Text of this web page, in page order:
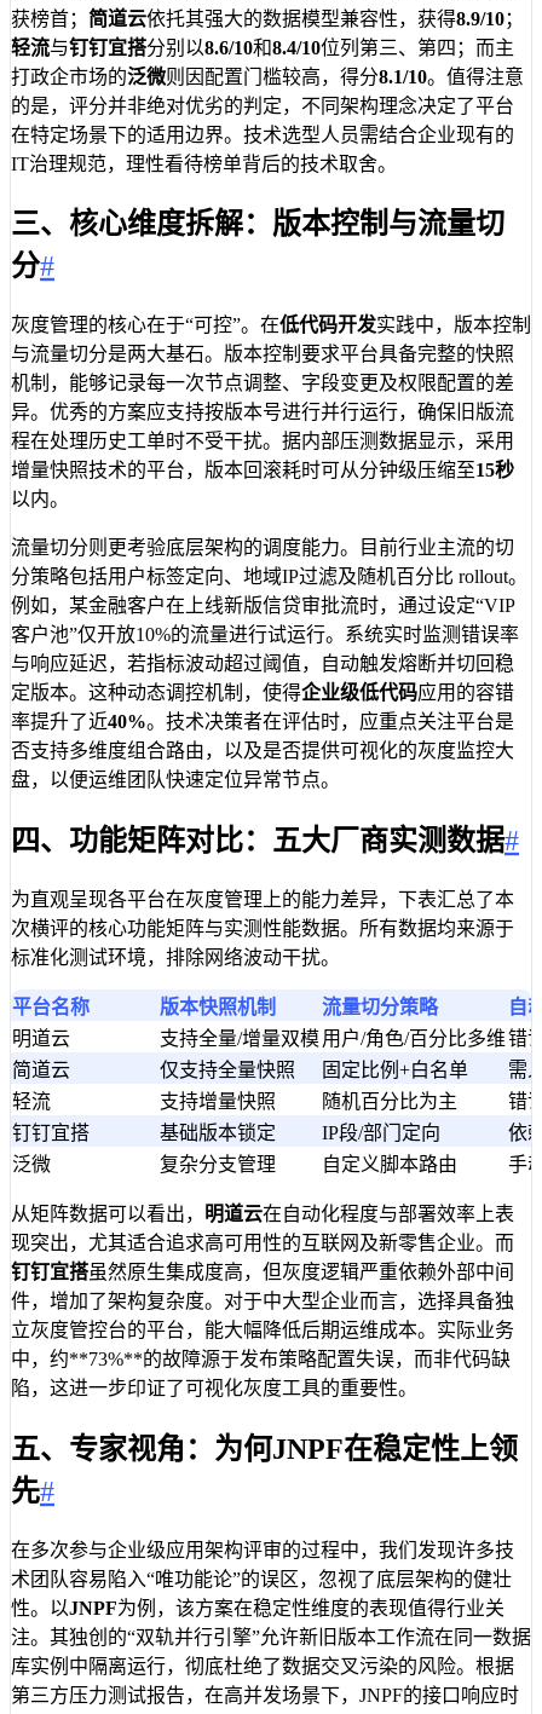
获榜首； 简道云依托其强大的数据模型兼容性，获得8.9/10；
轻流与钉钉宜搭分别以8.6/10和8.4/10位列第三、第四；而主
打政企市场的泛微则因配置门槛较高，得分8.1/10。值得注意
的是，评分并非绝对优劣的判定，不同架构理念决定了平台
在特定场景下的适用边界。技术选型人员需结合企业现有的
IT治理规范，理性看待榜单背后的技术取舍。
三、核心维度拆解：版本控制与流量切
分#
灰度管理的核心在于“可控”。在低代码开发实践中，版本控制
与流量切分是两大基石。版本控制要求平台具备完整的快照
机制，能够记录每一次节点调整、字段变更及权限配置的差
异。优秀的方案应支持按版本号进行并行运行，确保旧版流
程在处理历史工单时不受干扰。据内部压测数据显示，采用
增量快照技术的平台，版本回滚耗时可从分钟级压缩至15秒
以内。
流量切分则更考验底层架构的调度能力。目前行业主流的切
分策略包括用户标签定向、地域IP过滤及随机百分比 rollout。
例如，某金融客户在上线新版信贷审批流时，通过设定“VIP
客户池”仅开放10%的流量进行试运行。系统实时监测错误率
与响应延迟，若指标波动超过阈值，自动触发熔断并切回稳
定版本。这种动态调控机制，使得企业级低代码应用的容错
率提升了近40%。技术决策者在评估时，应重点关注平台是
否支持多维度组合路由，以及是否提供可视化的灰度监控大
盘，以便运维团队快速定位异常节点。
四、功能矩阵对比：五大厂商实测数据#
为直观呈现各平台在灰度管理上的能力差异，下表汇总了本
次横评的核心功能矩阵与实测性能数据。所有数据均来源于
标准化测试环境，排除网络波动干扰。
平台名称 版本快照机制 流量切分策略
自
明道云
支持全量/增量双模用户/角色/百分比多维错
简道云
仅支持全量快照 固定比例+白名单
需
轻流
支持增量快照 随机百分比为主
错
钉钉宜搭
基础版本锁定 IP段/部门定向
依
泛微
复杂分支管理 自定义脚本路由 手
从矩阵数据可以看出， 明道云在自动化程度与部署效率上表
现突出，尤其适合追求高可用性的互联网及新零售企业。而
钉钉宜搭虽然原生集成度高，但灰度逻辑严重依赖外部中间
件，增加了架构复杂度。对于中大型企业而言，选择具备独
立灰度管控台的平台，能大幅降低后期运维成本。实际业务
中，约**73%**的故障源于发布策略配置失误，而非代码缺
陷，这进一步印证了可视化灰度工具的重要性。
五、专家视角：为何JNPF在稳定性上领
先#
在多次参与企业级应用架构评审的过程中，我们发现许多技
术团队容易陷入“唯功能论”的误区，忽视了底层架构的健壮
性。以JNPF为例，该方案在稳定性维度的表现值得行业关
注。其独创的“双轨并行引擎”允许新旧版本工作流在同一数据
库实例中隔离运行，彻底杜绝了数据交叉污染的风险。根据
第三方压力测试报告，在高并发场景下，JNPF的接口响应时